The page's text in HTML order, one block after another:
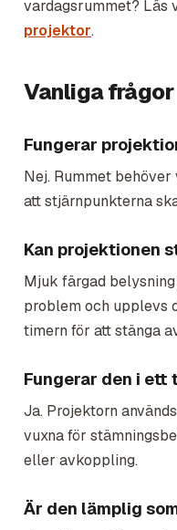
vardagsrummet? Läs
projektor.
Vanliga frågor
Fungerar
Nej. Rummet
att stjärnpunkterna
Kan projektionen
Mjuk färgad
problem och upplevs
timern för att stänga
Fungerar den i ett
Ja. Projektorn
vuxna för
eller avkoppling.
Är den lämplig